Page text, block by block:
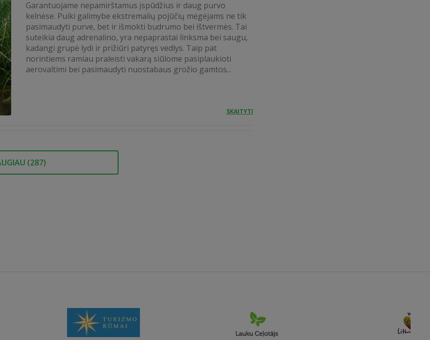
Garantuojame nepamirštamus įspūdžius ir daug purvo
kelnėse. Puiki galimybe ekstremalių pojūčių mėgėjams ne tik
pasimaudyti purve, bet ir išmokti budrumo bei ištvermės. Tai
suteikia daug adrenalino, yra nepaprastai linksma bei saugu,
kadangi grupė lydi ir prižiūri patyręs vedlys. Taip pat
norintiems ramiau praleisti vakarą siūlome pasiplaukioti
aerovaltimi bei pasimaudyti nuostabaus grožio gamtos...
SKAITYTI
(287)